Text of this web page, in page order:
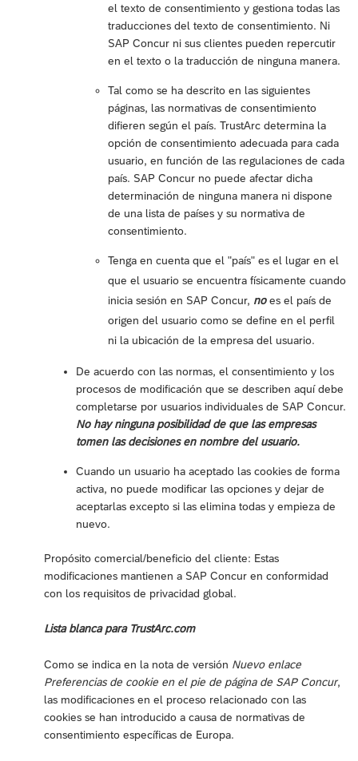
el texto de consentimiento y gestiona todas las
traducciones del texto de consentimiento. Ni
SAP Concur ni sus clientes pueden repercutir
en el texto o la traducción de ninguna manera.
Tal como se ha descrito en las siguientes
páginas, las normativas de consentimiento
difieren según el país. TrustArc determina la
opción de consentimiento adecuada para cada
usuario, en función de las regulaciones de cada
país. SAP Concur no puede afectar dicha
determinación de ninguna manera ni dispone
de una lista de países y su normativa de
consentimiento.
Tenga en cuenta que el "país" es el lugar en el
que el usuario se encuentra físicamente cuando
inicia sesión en SAP Concur, noes el país de
origen del usuario como se define en el perfil
ni la ubicación de la empresa del usuario.
De acuerdo con las normas, el consentimiento y los
procesos de modificación que se describen aquí debe
completarse por usuarios individuales de SAP Concur.
No hay ninguna posibilidad de que las empresas
tomen las decisiones en nombre del usuario.
Cuando un usuario ha aceptado las cookies de forma
activa, no puede modificar las opciones y dejar de
aceptarlas excepto si las elimina todas y empieza de
nuevo.
Propósito comercial/beneficio del cliente: Estas
modificaciones mantienen a SAP Concur en conformidad
con los requisitos de privacidad global.
Lista blanca para TrustArc.com
Como se indica en la nota de versión Nuevo enlace
Preferencias de cookie en el pie de página de SAP Concur,
las modificaciones en el proceso relacionado con las
cookies se han introducido a causa de normativas de
consentimiento específicas de Europa.